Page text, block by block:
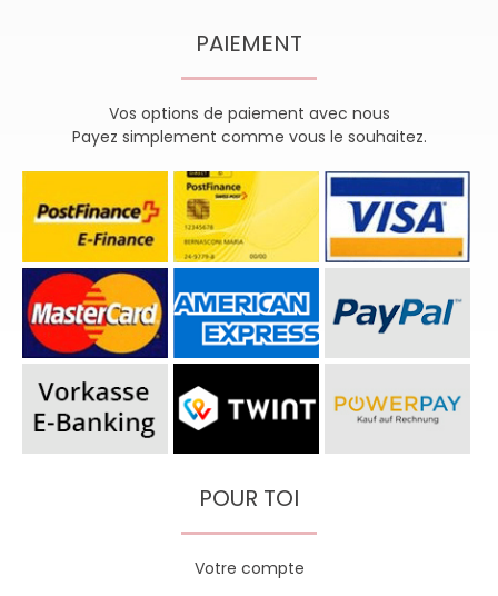
PAIEMENT
Vos options de paiement avec nous
Payez simplement comme vous le souhaitez.
POUR TOI
Votre compte